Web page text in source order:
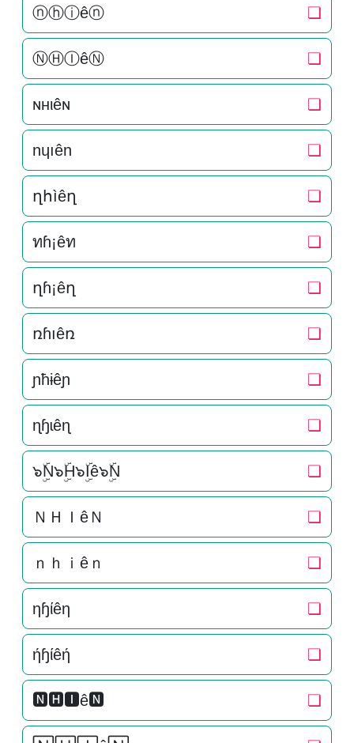
ⓝⓗⓘêⓝ ❏
ⓃⒽⒾêⓃ ❏
ɴнιêɴ ❏
nɥıên ❏
ղհìêղ ❏
ทɦ¡êท ❏
ղɦ¡êղ ❏
ռɦıêռ ❏
ɲħɨêɲ ❏
ɳɧɩêɳ ❏
๖ۣۜN๖ۣۜH๖ۣۜIê๖ۣۜN ❏
ＮＨＩêＮ ❏
ｎｈｉêｎ ❏
ηɧίêη ❏
ήɧίêή ❏
🅽🅷🅸ê🅽 ❏